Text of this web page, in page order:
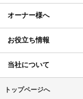
オーナー様へ
お役立ち情報
当社について
トップページへ